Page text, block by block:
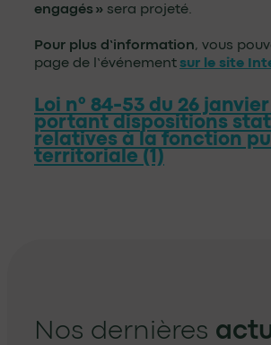
engagés » sera projeté.
Pour plus d’information, vous
page de l’événement sur le site
Loi n° 84-53 du 26 janvier
portant dispositions
relatives à la fonction
territoriale (1)
Nos dernières